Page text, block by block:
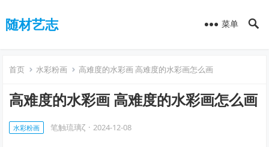
随材艺志 菜单
首页 水彩粉画 高难度的水彩画 高难度的水彩画怎么画
高难度的水彩画 高难度的水彩画怎么画
水彩粉画 笔触琉璃ζ · 2024-12-08